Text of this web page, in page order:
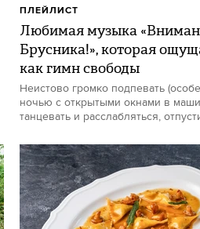
Любимая музыка
Брусника!», которая
как гимн свободы
Неистово громко подпевать
ночью с открытыми окнами в
танцевать и расслабляться,
ПЛЕЙЛИСТ